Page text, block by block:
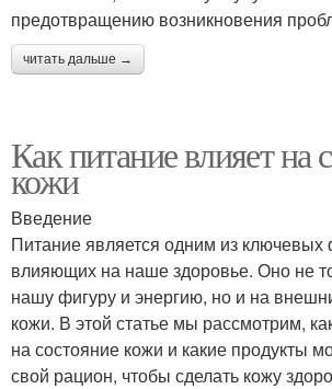
предотвращению возникновения
читать дальше →
Как питание влияет на
кожи
Введение
Питание является одним из ключевых
влияющих на наше здоровье. Оно не
нашу фигуру и энергию, но и на
кожи. В этой статье мы рассмотрим,
на состояние кожи и какие продукты
свой рацион, чтобы сделать кожу